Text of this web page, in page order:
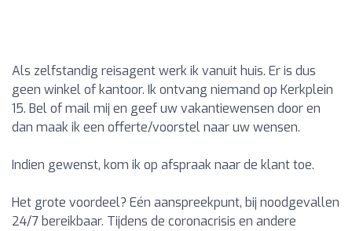
Als zelfstandig reisagent werk ik vanuit huis. Er is dus
geen winkel of kantoor. Ik ontvang niemand op Kerkplein
15. Bel of mail mij en geef uw vakantiewensen door en
dan maak ik een offerte/voorstel naar uw wensen.
Indien gewenst, kom ik op afspraak naar de klant toe.
Het grote voordeel? Eén aanspreekpunt, bij noodgevallen
24/7 bereikbaar. Tijdens de coronacrisis en andere